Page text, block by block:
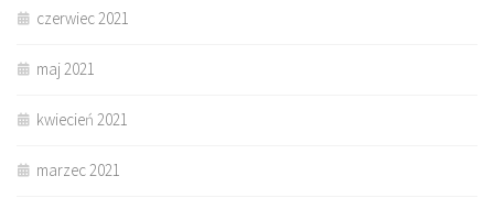
czerwiec 2021
maj 2021
kwiecień 2021
marzec 2021